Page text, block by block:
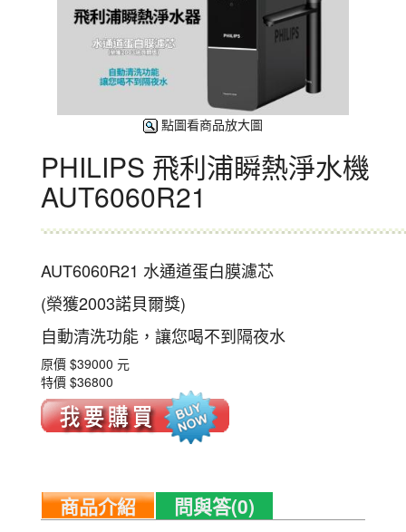
點圖看商品放大圖
PHILIPS 飛利浦瞬熱淨水機
AUT6060R21
AUT6060R21 水通道蛋白膜濾芯
(榮獲2003諾貝爾獎)
自動清洗功能，讓您喝不到隔夜水
原價 $39000 元
特價 $36800
商品介紹 問與答(0)